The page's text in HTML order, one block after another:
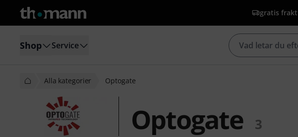
gratis
Shop Service
Alla kategorier Optogate
Optogate 3